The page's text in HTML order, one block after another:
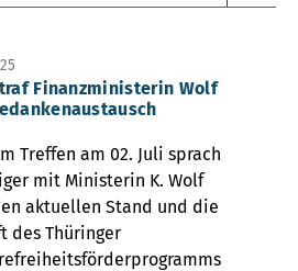
Finanzministerin Wolf
Treffen am 02. Juli sprach
mit Ministerin K. Wolf
aktuellen Stand und die
des Thüringer